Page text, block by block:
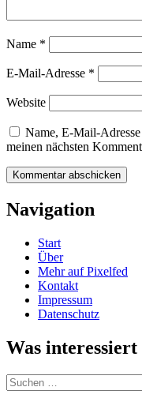
Name *
E-Mail-Adresse *
Website
Name, E-Mail-
meinen nächsten
Navigation
Start
Über
Mehr auf Pixelfed
Kontakt
Impressum
Datenschutz
Was interessiert
Suchen
nach: